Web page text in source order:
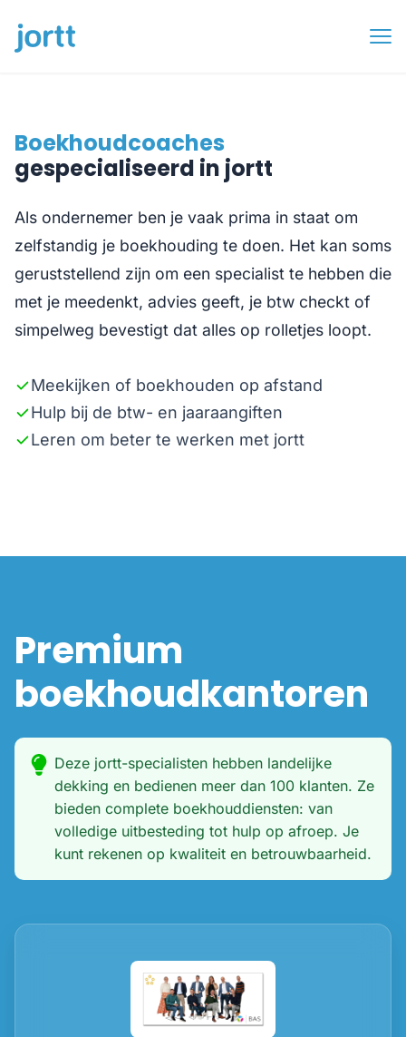
Boekhoudcoaches
gespecialiseerd in jortt
Als ondernemer ben je vaak prima in staat om
zelfstandig je boekhouding te doen. Het kan soms
geruststellend zijn om een specialist te hebben die
met je meedenkt, advies geeft, je btw checkt of
simpelweg bevestigt dat alles op rolletjes loopt.
Meekijken of boekhouden op afstand
Hulp bij de btw- en jaaraangiften
Leren om beter te werken met jortt
Premium
boekhoudkantoren
Deze jortt-specialisten hebben landelijke
dekking en bedienen meer dan 100 klanten. Ze
bieden complete boekhouddiensten: van
volledige uitbesteding tot hulp op afroep. Je
kunt rekenen op kwaliteit en betrouwbaarheid.